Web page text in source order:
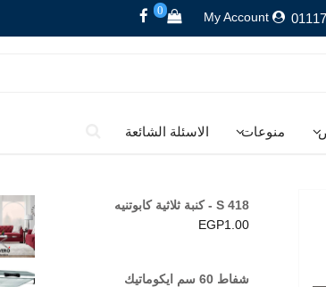
My Account
0
منوعات الاسئلة الشائعة
S 418 - كنبة ثلاثية كابوتنيه
EGP1.00
شفاط 60 سم ايكوماتيك